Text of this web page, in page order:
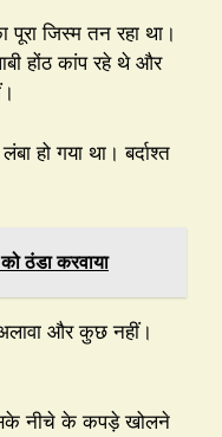
जिस्म तन रहा था।
होंठ कांप रहे थे और
हो गया था। बर्दाश्त
ठंडा करवाया
और कुछ नहीं।
नीचे के कपड़े खोलने